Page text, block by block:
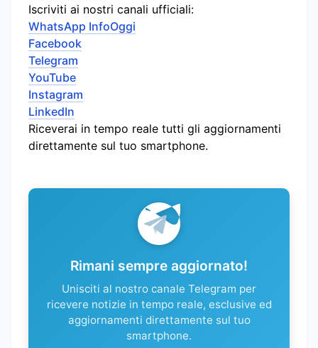
Iscriviti ai nostri canali ufficiali:
WhatsApp InfoOggi
Facebook
Telegram
YouTube
Instagram
LinkedIn
Riceverai in tempo reale tutti gli aggiornamenti
direttamente sul tuo smartphone.
Rimani sempre aggiornato!
Unisciti al nostro canale Telegram per
ricevere notizie in tempo reale, esclusive ed
aggiornamenti direttamente sul tuo
smartphone.